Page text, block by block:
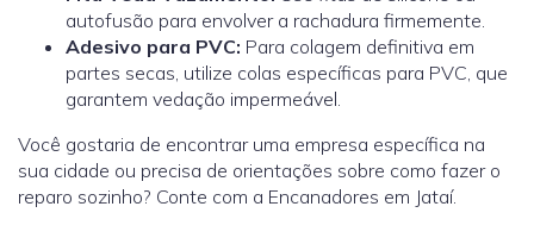
autofusão para envolver a rachadura firmemente.
Adesivo para PVC: Para colagem definitiva em
partes secas, utilize colas específicas para PVC, que
garantem vedação impermeável.
Você gostaria de encontrar uma empresa específica na
sua cidade ou precisa de orientações sobre como fazer o
reparo sozinho? Conte com a Encanadores em Jataí.